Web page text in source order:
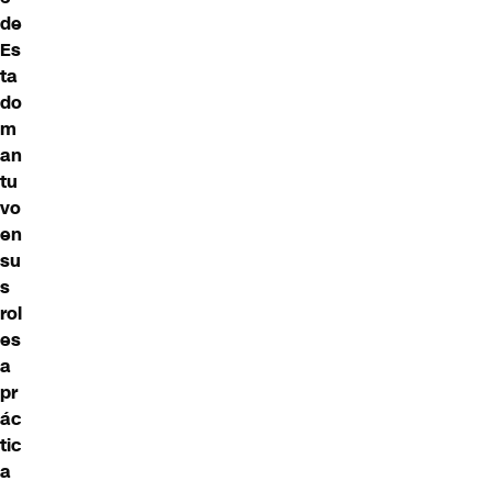
de
Es
ta
do
m
an
tu
vo
en
su
s
rol
es
a
pr
ác
tic
a